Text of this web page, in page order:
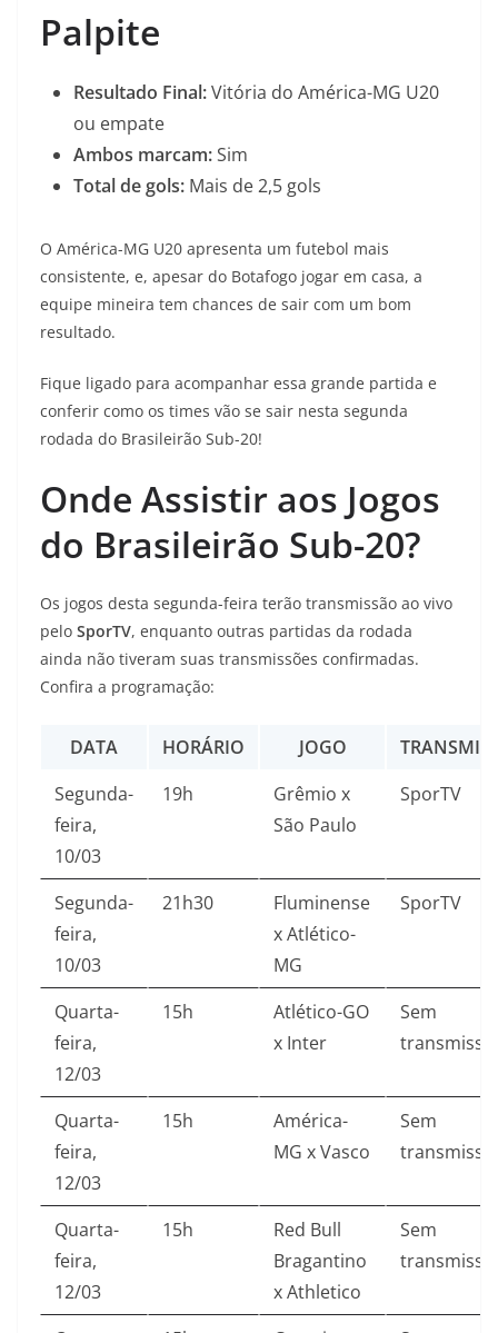
Palpite
Resultado Final:Vitória do América-MG U20
ou empate
Ambos marcam:Sim
Total de gols: Mais de 2,5 gols
O América-MG U20 apresenta um futebol mais
consistente, e, apesar do Botafogo jogar em casa, a
equipe mineira tem chances de sair com um bom
resultado.
Fique ligado para acompanhar essa grande partida e
conferir como os times vão se sair nesta segunda
rodada do Brasileirão Sub-20!
Onde Assistir aos Jogos
do Brasileirão Sub-20?
Os jogos desta segunda-feira terão transmissão ao vivo
pelo SporTV, enquanto outras partidas da rodada
ainda não tiveram suas transmissões confirmadas.
Confira a programação:
DATA HORÁRIO JOGO
Segunda-
feira,
10/03
19h
Grêmio x
São Paulo
SporTV
Segunda-
feira,
10/03
21h30
Fluminense
x Atlético-
MG
SporTV
Quarta-
feira,
12/03
15h
Atlético-GO
x Inter
Sem
Quarta-
feira,
12/03
15h
América-
MG x Vasco
Sem
Quarta-
feira,
12/03
15h
Red Bull
Bragantino
x Athletico
Sem